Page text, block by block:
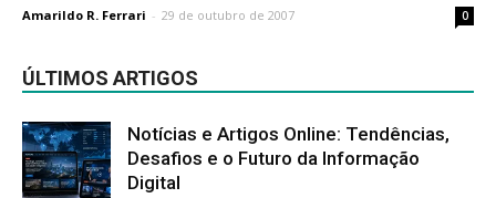
Amarildo R. Ferrari - 29 de outubro de 2007 0
ÚLTIMOS ARTIGOS
Notícias e Artigos Online: Tendências,
Desafios e o Futuro da Informação
Digital